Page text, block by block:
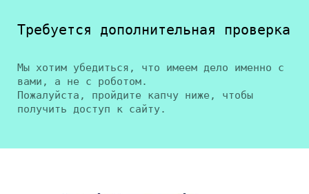
Требуется дополнительная проверка
Мы хотим убедиться, что имеем дело именно с
вами, а не с роботом.
Пожалуйста, пройдите капчу ниже, чтобы
получить доступ к сайту.